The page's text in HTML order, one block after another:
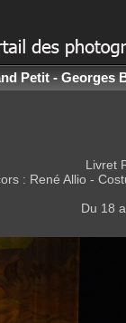
Petit - Georges
Livret
: René Allio -
Du 18